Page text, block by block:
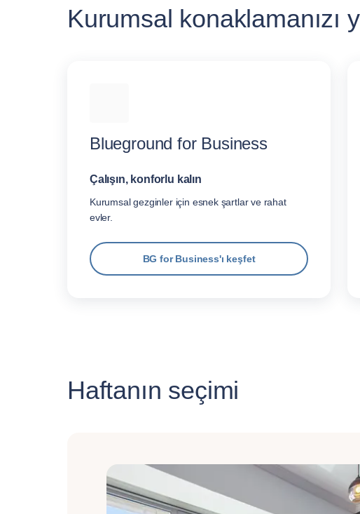
Kurumsal konaklamanızı
Blueground for Business
Çalışın, konforlu kalın
Kurumsal gezginler için esnek şartlar ve rahat
evler.
BG for Business'ı keşfet
Haftanın seçimi